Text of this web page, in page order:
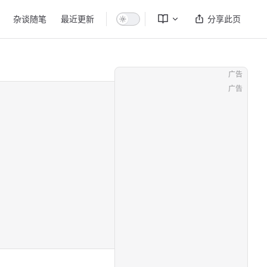
杂谈随笔 最近更新 分享此页
广告
广告